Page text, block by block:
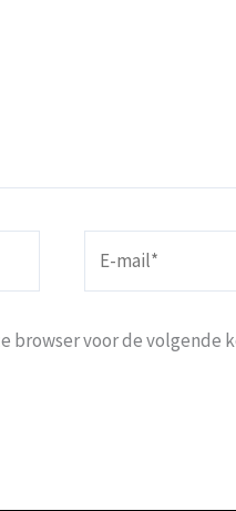
mail*
browser voor de volgende